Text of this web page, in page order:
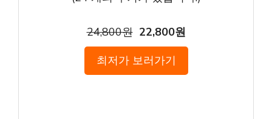
24,800원 22,800원
최저가 보러가기